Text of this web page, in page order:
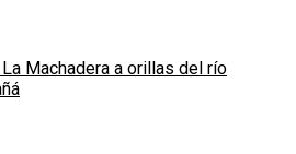
Machadera a orillas del río